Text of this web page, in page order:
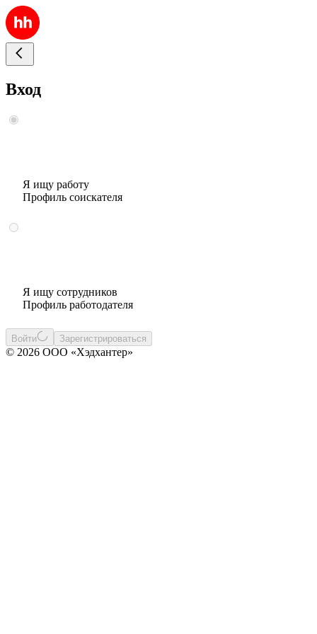
Вход
Я ищу работу
Профиль соискателя
Я ищу сотрудников
Профиль работодателя
Войти Зарегистрироваться
© 2026 ООО «Хэдхантер»